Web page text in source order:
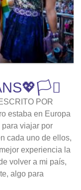
POR
estaba en Europa
viajar por
cada uno de ellos,
experiencia la
volver a mi país,
algo para